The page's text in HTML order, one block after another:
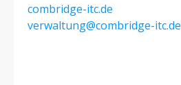
combridge-itc.de
verwaltung@combridge-itc.de